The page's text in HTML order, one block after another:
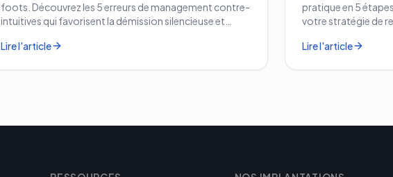
foots. Découvrez les 5 erreurs de management contre-
intuitives qui favorisent la démission silencieuse et
Lire l'article
pratique en 5
votre stratégie de
Lire l'article